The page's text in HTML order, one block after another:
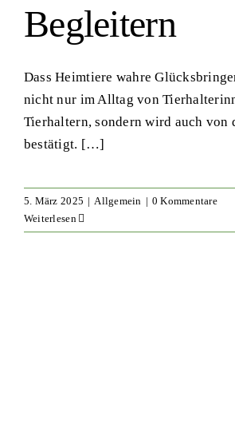
Begleitern
Dass Heimtiere wahre
nicht nur im Alltag von
Tierhaltern, sondern wird auch von
bestätigt. […]
5. März 2025 | Allgemein | 0 Kommentare
Weiterlesen